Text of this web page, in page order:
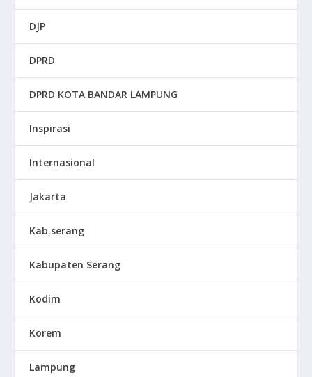
DJP
DPRD
DPRD KOTA BANDAR LAMPUNG
Inspirasi
Internasional
Jakarta
Kab.serang
Kabupaten Serang
Kodim
Korem
Lampung